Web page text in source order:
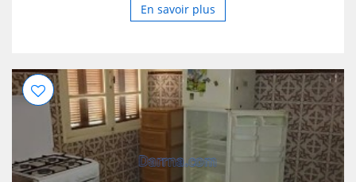
En savoir plus